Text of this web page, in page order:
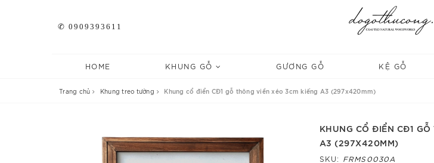
✆ 0909393611
HOME KHUNG GỖ GƯƠNG GỖ KỆ GỖ
Trang chủ Khung treo tường Khung cổ điển CĐ1 gỗ thông viền xéo 3cm kiếng A3 (297x420mm)
KHUNG CỔ ĐIỂN CĐ1
A3 (297X420MM)
SKU: FRMS0030A